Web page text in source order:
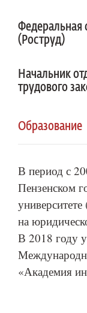
Федеральная
(Роструд)
Начальник
трудового
Образование
В период с
Пензенском
на
В 2018 году
«Академия